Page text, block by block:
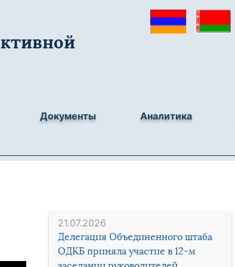
Документы Аналитика
21.07.2026
Делегация Объединенного штаба
ОДКБ приняла участие в 12-м